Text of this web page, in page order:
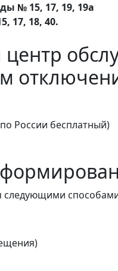
№ 15, 17, 19, 19а
17, 18, 40.
России бесплатный)
следующими